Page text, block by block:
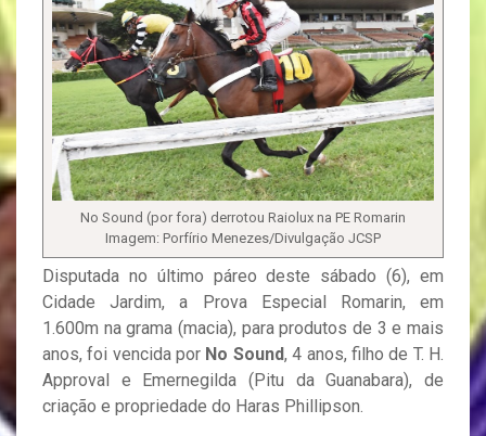
No Sound (por fora) derrotou Raiolux na PE Romarin
Imagem: Porfírio Menezes/Divulgação JCSP
Disputada no último páreo deste sábado (6), em
Cidade Jardim, a Prova Especial Romarin, em
1.600m na grama (macia), para produtos de 3 e mais
anos, foi vencida por No Sound, 4 anos, filho de T. H.
Approval e Emernegilda (Pitu da Guanabara), de
criação e propriedade do Haras Phillipson.